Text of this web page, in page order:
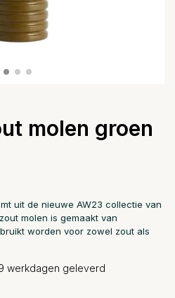
molen groen
uit de nieuwe AW23 collectie van
molen is gemaakt van
worden voor zowel zout als
werkdagen geleverd